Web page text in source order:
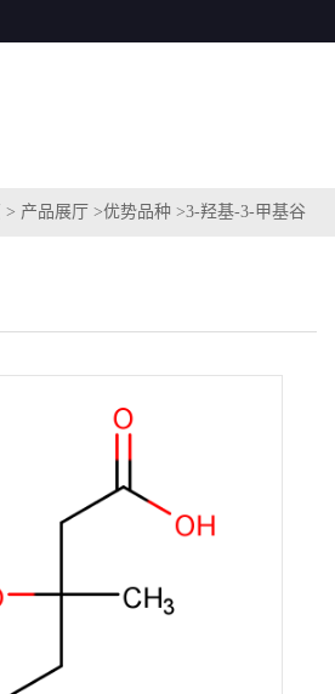
> 产品展厅 >优势品种 >3-羟基-3-甲基谷